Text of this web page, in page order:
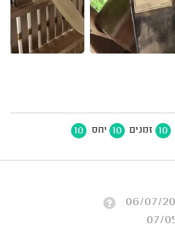
10 זמנים 10 יחס 10